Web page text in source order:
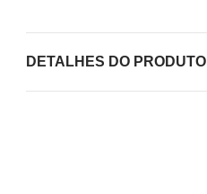
DETALHES DO PRODUTO